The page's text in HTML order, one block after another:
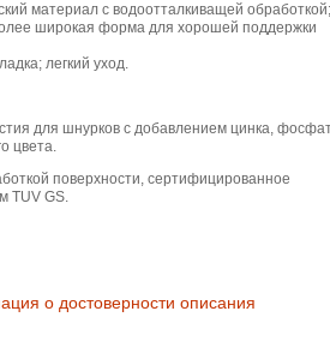
материал с водоотталкиващей обработкой;
широкая форма для хорошей поддержки
легкий уход.
для шнурков с добавлением цинка,
цвета.
поверхности, сертифицированное
TUV GS.
о достоверности описания